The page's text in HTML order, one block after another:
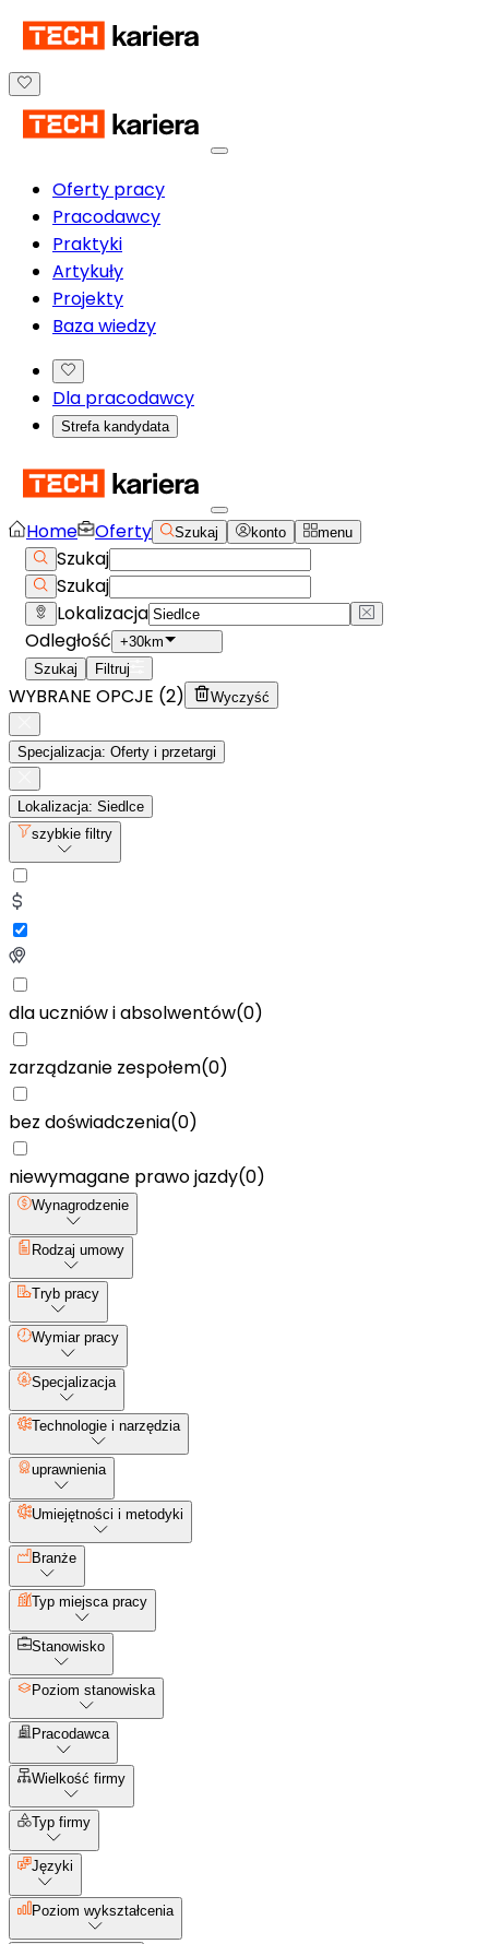
Oferty pracy
Pracodawcy
Praktyki
Artykuły
Projekty
Baza wiedzy
Dla pracodawcy
Strefa kandydata
Home Oferty Szukaj konto menu
Szukaj
Szukaj
Lokalizacja
Odległość +30km
Szukaj
Filtruj
WYBRANE OPCJE (2) Wyczyść
Specjalizacja: Oferty i przetargi
Lokalizacja: Siedlce
szybkie filtry
dla uczniów i absolwentów(0)
zarządzanie zespołem(0)
bez doświadczenia(0)
niewymagane prawo jazdy(0)
Wynagrodzenie
Rodzaj umowy
Tryb pracy
Wymiar pracy
Specjalizacja
Technologie i narzędzia
uprawnienia
Umiejętności i metodyki
Branże
Typ miejsca pracy
Stanowisko
Poziom stanowiska
Pracodawca
Wielkość firmy
Typ firmy
Języki
Poziom wykształcenia